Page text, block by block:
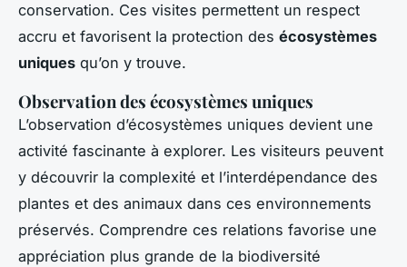
conservation. Ces visites permettent un respect
accru et favorisent la protection des écosystèmes
uniques qu’on y trouve.
Observation des écosystèmes uniques
L’observation d’écosystèmes uniques devient une
activité fascinante à explorer. Les visiteurs peuvent
y découvrir la complexité et l’interdépendance des
plantes et des animaux dans ces environnements
préservés. Comprendre ces relations favorise une
appréciation plus grande de la biodiversité